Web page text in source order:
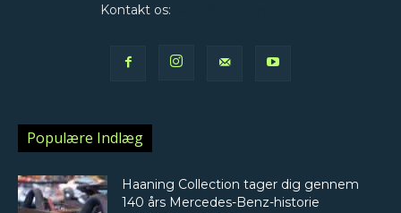
Kontakt os:
Populære Indlæg
Haaning Collection tager dig gennem
140 års Mercedes-Benz-historie